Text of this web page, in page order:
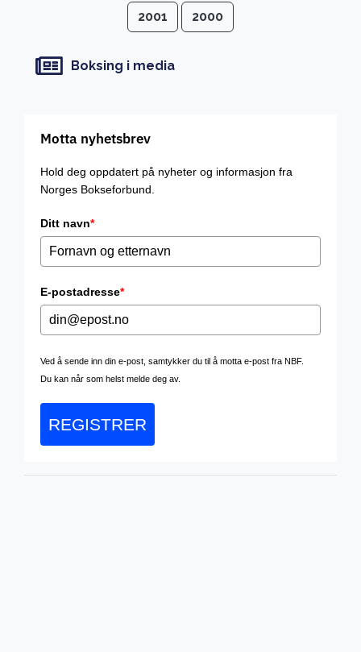
2001 2000
Boksing i media
Motta nyhetsbrev
Hold deg oppdatert på nyheter og informasjon fra
Norges Bokseforbund.
Ditt navn*
E-postadresse*
Ved å sende inn din e-post, samtykker du til å motta e-post fra NBF.
Du kan når som helst melde deg av.
REGISTRER